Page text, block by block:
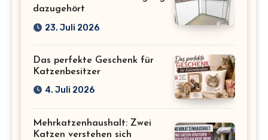
dazugehört
23. Juli 2026
Das perfekte Geschenk für
Katzenbesitzer
4. Juli 2026
Mehrkatzenhaushalt: Zwei
Katzen verstehen sich